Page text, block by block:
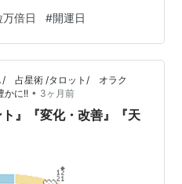
記を書きたい人のグループ
万倍日 #開運日
/ 占星術 /タロット/ オラク
かに!! • 3ヶ月前
』『変化・改善』『天